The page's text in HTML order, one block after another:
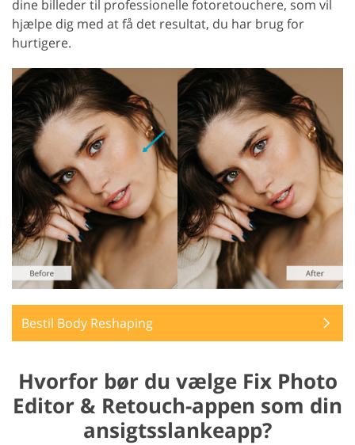
dine billeder til professionelle fotoretouchere, som vil
hjælpe dig med at få det resultat, du har brug for
hurtigere.
Bestil Body Reshaping
Hvorfor bør du vælge Fix Photo
Editor & Retouch-appen som din
ansigtsslankeapp?